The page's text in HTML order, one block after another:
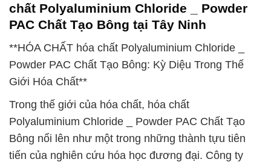
chất Polyaluminium Chloride _ Powder
PAC Chất Tạo Bông tại Tây Ninh
**HÓA CHẤT hóa chất Polyaluminium Chloride _
Powder PAC Chất Tạo Bông: Kỳ Diệu Trong Thế
Giới Hóa Chất**
Trong thế giới của hóa chất, hóa chất
Polyaluminium Chloride _ Powder PAC Chất Tạo
Bông nổi lên như một trong những thành tựu tiên
tiến của nghiên cứu hóa học đương đại. Công ty